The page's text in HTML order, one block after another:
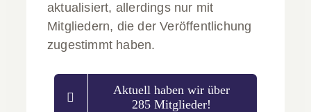
aktualisiert, allerdings nur mit
Mitgliedern, die der Veröffentlichung
zugestimmt haben.
Aktuell haben wir über
285 Mitglieder!